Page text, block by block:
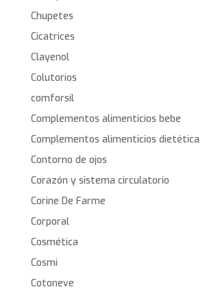
Chupetes
Cicatrices
Clayenol
Colutorios
comforsil
Complementos alimenticios bebe
Complementos alimenticios dietética
Contorno de ojos
Corazón y sistema circulatorio
Corine De Farme
Corporal
Cosmética
Cosmi
Cotoneve